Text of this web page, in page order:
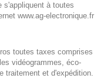
s'appliquent à toutes
www.ag-electronique.fr
toutes taxes comprises
vidéogrammes, éco-
traitement et d'expédition.